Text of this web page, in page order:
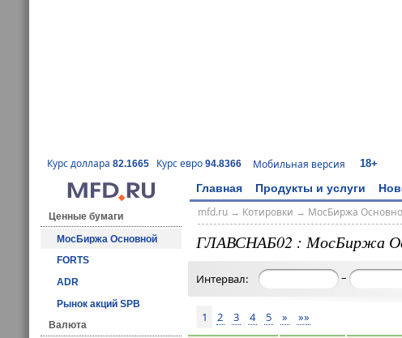
Курс доллара 82.1665 Курс евро 94.8366 Мобильная версия 18+
Главная Продукты и услуги
Ценные бумаги
МосБиржа Основной
FORTS
ADR
Рынок акций SPB
Валюта
mfd.ru→ Котировки → МосБиржа
ГЛАВСНАБ02 : МосБиржа
Интервал: –
1 2 3 4 5 » »»